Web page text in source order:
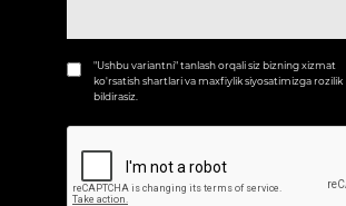
"Ushbu variantni" tanlash orqali siz bizning xizmat
ko'rsatish shartlari va maxfiylik siyosatimizga rozilik
bildirasiz.